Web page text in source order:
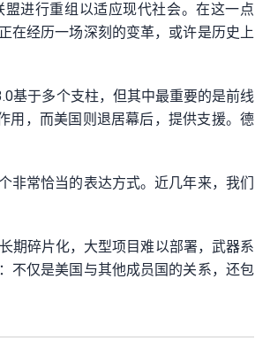
进行重组以适应现代社会。在这一点
在经历一场深刻的变革，或许是历史上
基于多个支柱，但其中最重要的是前线
用，而美国则退居幕后，提供支援。德
非常恰当的表达方式。近几年来，我们
期碎片化，大型项目难以部署，武器系
不仅是美国与其他成员国的关系，还包